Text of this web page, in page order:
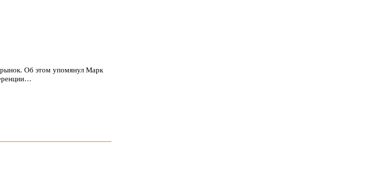
рынок. Об этом упомянул Марк